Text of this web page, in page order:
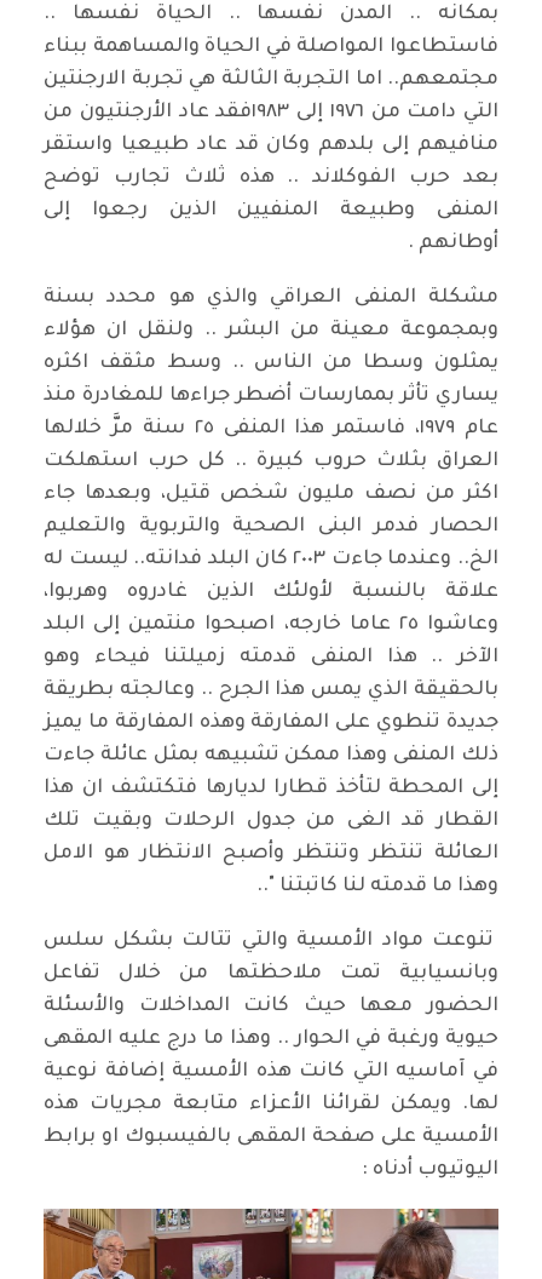
بمكانه .. المدن نفسها .. الحياة نفسها ..
فاستطاعوا المواصلة في الحياة والمساهمة ببناء
مجتمعهم.. اما التجربة الثالثة هي تجربة الارجنتين
التي دامت من ١٩٧٦ إلى ١٩٨٣فقد عاد الأرجنتيون من
منافيهم إلى بلدهم وكان قد عاد طبيعيا واستقر
بعد حرب الفوكلاند .. هذه ثلاث تجارب توضح
المنفى وطبيعة المنفيين الذين رجعوا إلى
أوطانهم .
مشكلة المنفى العراقي والذي هو محدد بسنة
وبمجموعة معينة من البشر .. ولنقل ان هؤلاء
يمثلون وسطا من الناس .. وسط مثقف اكثره
يساري تأثر بممارسات أضطر جراءها للمغادرة منذ
عام ١٩٧٩، فاستمر هذا المنفى ٢٥ سنة مرَّ خلالها
العراق بثلاث حروب كبيرة .. كل حرب استهلكت
اكثر من نصف مليون شخص قتيل، وبعدها جاء
الحصار فدمر البنى الصحية والتربوية والتعليم
الخ.. وعندما جاءت ٢٠٠٣ كان البلد فدانته.. ليست له
علاقة بالنسبة لأولئك الذين غادروه وهربوا،
وعاشوا ٢٥ عاما خارجه، اصبحوا منتمين إلى البلد
الآخر .. هذا المنفى قدمته زميلتنا فيحاء وهو
بالحقيقة الذي يمس هذا الجرح .. وعالجته بطريقة
جديدة تنطوي على المفارقة وهذه المفارقة ما يميز
ذلك المنفى وهذا ممكن تشبيهه بمثل عائلة جاءت
إلى المحطة لتأخذ قطارا لديارها فتكتشف ان هذا
القطار قد الغى من جدول الرحلات وبقيت تلك
العائلة تنتظر وتنتظر وأصبح الانتظار هو الامل
وهذا ما قدمته لنا كاتبتنا "..
تنوعت مواد الأمسية والتي تتالت بشكل سلس
وبانسيابية تمت ملاحظتها من خلال تفاعل
الحضور معها حيث كانت المداخلات والأسئلة
حيوية ورغبة في الحوار .. وهذا ما درج عليه المقهى
في آماسيه التي كانت هذه الأمسية إضافة نوعية
لها. ويمكن لقرائنا الأعزاء متابعة مجريات هذه
الأمسية على صفحة المقهى بالفيسبوك او برابط
اليوتيوب أدناه :